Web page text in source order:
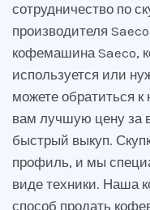
сотрудничество по
производителя
кофемашина Saeco,
используется или
можете обратиться
вам лучшую цену за
быстрый выкуп.
профиль, и мы
виде техники. Наша
способ продать